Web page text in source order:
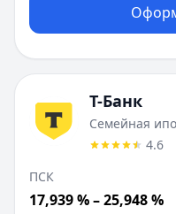
Т-Банк
Семейная
4.6
ПСК
17,939 % – 25,948 %